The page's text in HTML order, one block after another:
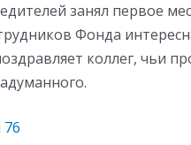
занял первое
Фонда
коллег, чьи
76